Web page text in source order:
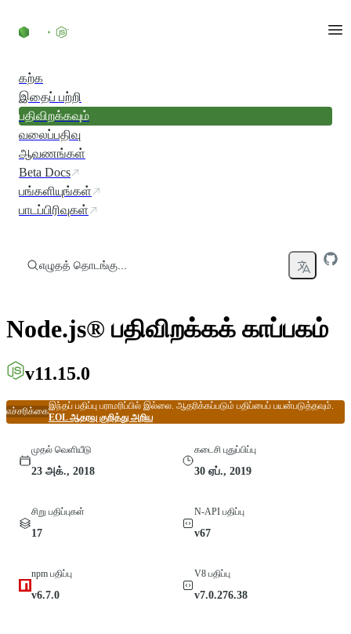
கற்க
இதைப் பற்றி
பதிவிறக்கவும்
வலைப்பதிவு
ஆவணங்கள்
Beta Docs
பங்களியுங்கள்
பாடப்பிரிவுகள்
எழுதத் தொடங்கு...
Node.js® பதிவிறக்கக் காப்பகம்
v11.15.0
எச்சரிக்கை
இந்தப் பதிப்பு பராமரிப்பில் இல்லை. ஆதரிக்கப்படும் பதிப்பைப் பயன்படுத்தவும்.
EOL ஆதரவு குறித்து அறிய
முதல் வெளியீடு
23 அக்., 2018
கடைசி புதுப்பிப்பு
30 ஏப்., 2019
சிறு பதிப்புகள்
17
N-API பதிப்பு
v67
npm பதிப்பு
v6.7.0
V8 பதிப்பு
v7.0.276.38